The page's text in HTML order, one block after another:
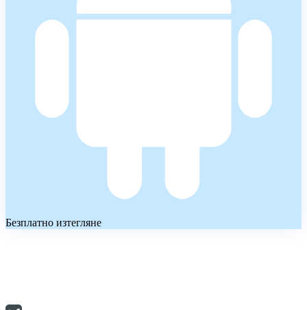
Безплатно изтегляне